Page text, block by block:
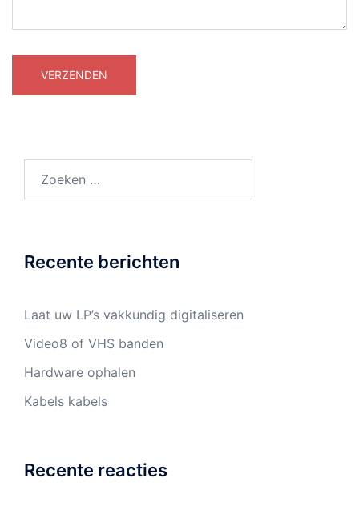
Recente berichten
Laat uw LP’s vakkundig digitaliseren
Video8 of VHS banden
Hardware ophalen
Kabels kabels
Recente reacties